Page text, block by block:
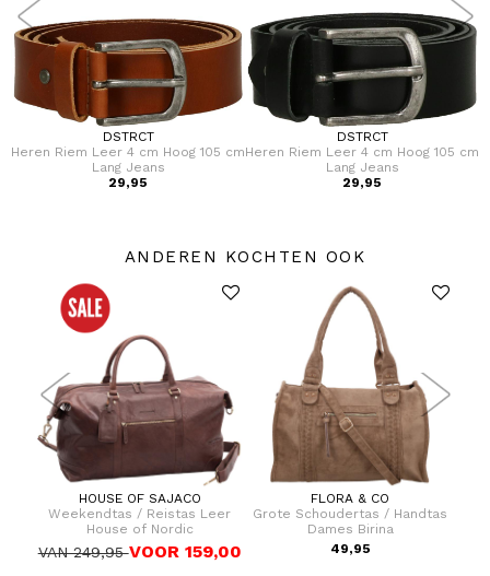
DSTRCT
Heren Riem Leer 4 cm Hoog 105 cm
Lang Jeans
29,95
DSTRCT
Heren Riem Leer 4 cm Hoog 105 cm
Lang Jeans
29,95
ANDEREN KOCHTEN OOK
HOUSE OF SAJACO
Weekendtas / Reistas Leer
House of Nordic
VAN 249,95VOOR 159,00
FLORA & CO
Grote Schoudertas / Handtas
Dames Birina
49,95